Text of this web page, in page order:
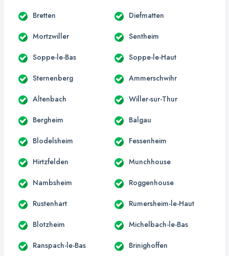
Bretten Diefmatten
Mortzwiller Sentheim
Soppe-le-Bas Soppe-le-Haut
Sternenberg Ammerschwihr
Altenbach Willer-sur-Thur
Bergheim Balgau
Blodelsheim Fessenheim
Hirtzfelden Munchhouse
Nambsheim Roggenhouse
Rustenhart Rumersheim-le-Haut
Blotzheim Michelbach-le-Bas
Ranspach-le-Bas Brinighoffen